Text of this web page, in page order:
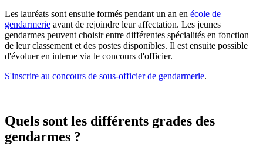
Les lauréats sont ensuite formés pendant un an en école de
gendarmerie avant de rejoindre leur affectation. Les jeunes
gendarmes peuvent choisir entre différentes spécialités en fonction
de leur classement et des postes disponibles. Il est ensuite possible
d'évoluer en interne via le concours d'officier.
S'inscrire au concours de sous-officier de gendarmerie.
Quels sont les différents grades des
gendarmes ?